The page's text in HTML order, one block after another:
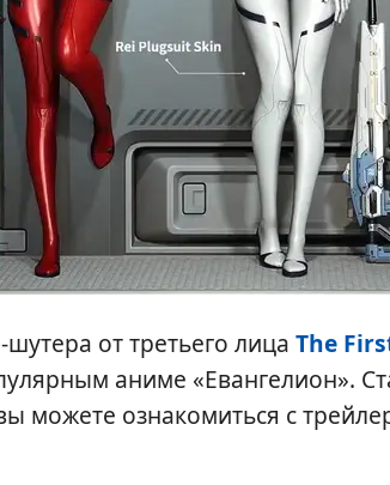
от третьего лица The
аниме «Евангелион».
можете ознакомиться с